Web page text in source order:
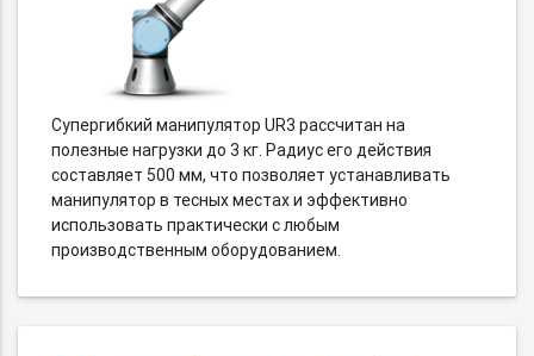
Супергибкий манипулятор UR3 рассчитан на
полезные нагрузки до 3 кг. Радиус его действия
составляет 500 мм, что позволяет устанавливать
манипулятор в тесных местах и эффективно
использовать практически с любым
производственным оборудованием.